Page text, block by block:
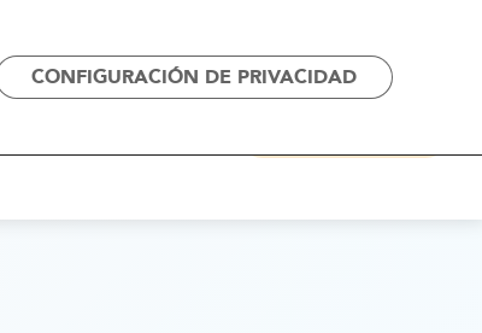
CONFIGURACIÓN DE PRIVACIDAD